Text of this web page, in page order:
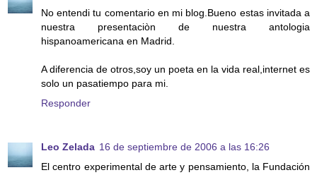
No entendi tu comentario en mi blog.Bueno estas invitada a
nuestra presentaciòn de nuestra antologia
hispanoamericana en Madrid.
A diferencia de otros,soy un poeta en la vida real,internet es
solo un pasatiempo para mi.
Responder
Leo Zelada 16 de septiembre de 2006 a las 16:26
El centro experimental de arte y pensamiento, la Fundación